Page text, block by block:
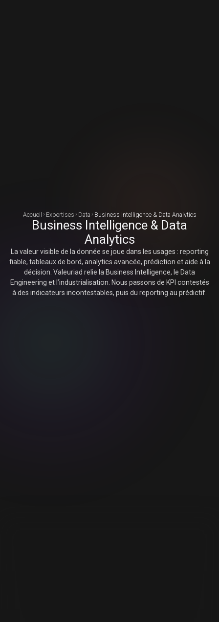
Accueil Expertises Data Business Intelligence & Data Analytics
Business Intelligence & Data
Analytics
La valeur visible de la donnée se joue dans les usages : reporting
fiable, tableaux de bord, analytics avancée, prédiction et aide à la
décision. Valeuriad relie la Business Intelligence, le Data
Engineering et l’industrialisation. Nous passons de KPI contestés
à des indicateurs incontestables, puis du reporting au prédictif.